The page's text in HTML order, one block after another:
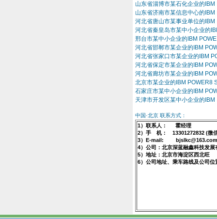
山东省淄博市某石化企业的
山东省济南市某信息中心的
河北省唐山市某事业单位的
河北省秦皇岛市某中小企业的
邢台市某中小企业的IBM
河北省邯郸市某企业的IBM
河北省张家口市某企业的IBM
河北省保定市某企业的IBM
河北省廊坊市某企业的IBM
北京市某企业的IBM POWER8
石家庄市某中小企业的IBM
天津市开发区某中小企业的
中国·北京 联系方式：
1）联系人： 霍经理
2）手 机： 13301272832 (微
3）E-mail: bjslkc@163.com
4）公司：北京深蓝融鑫科技发展
5）地址：北京市海淀区西北旺
6）公司地址、乘车路线及公司位